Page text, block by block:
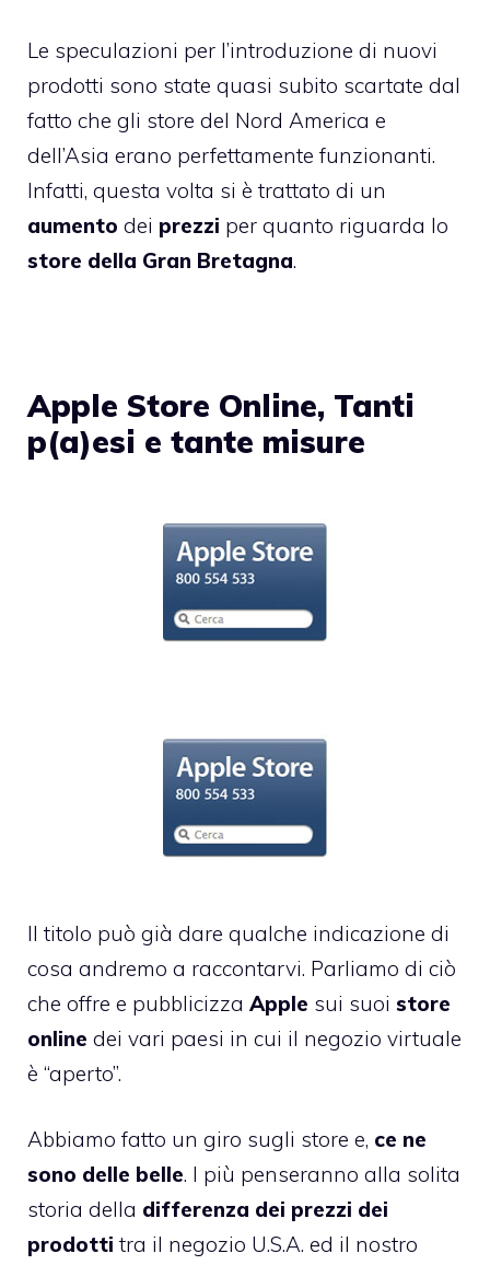
Le speculazioni per l’introduzione di nuovi
prodotti sono state quasi subito scartate dal
fatto che gli store del Nord America e
dell’Asia erano perfettamente funzionanti.
Infatti, questa volta si è trattato di un
aumento dei prezzi per quanto riguarda lo
store della Gran Bretagna.
Apple Store Online, Tanti
p(a)esi e tante misure
Il titolo può già dare qualche indicazione di
cosa andremo a raccontarvi. Parliamo di ciò
che offre e pubblicizza Apple sui suoi store
online dei vari paesi in cui il negozio virtuale
è “aperto”.
Abbiamo fatto un giro sugli store e, ce ne
sono delle belle. I più penseranno alla solita
storia della differenza dei prezzi dei
prodotti tra il negozio U.S.A. ed il nostro